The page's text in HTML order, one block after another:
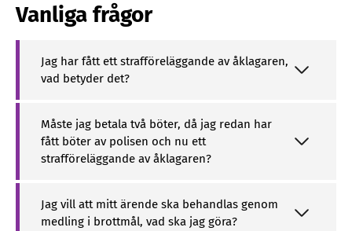
Vanliga frågor
Jag har fått ett strafföreläggande av åklagaren,
vad betyder det?
Måste jag betala två böter, då jag redan har
fått böter av polisen och nu ett
strafföreläggande av åklagaren?
Jag vill att mitt ärende ska behandlas genom
medling i brottmål, vad ska jag göra?